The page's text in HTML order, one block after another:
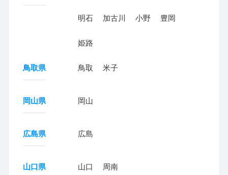
明石 加古川 小野 豊岡
姫路
鳥取県 鳥取 米子
岡山県 岡山
広島県 広島
山口県 山口 周南